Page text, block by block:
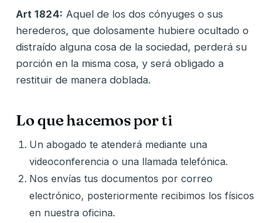
Art 1824: Aquel de los dos cónyuges o sus
herederos, que dolosamente hubiere ocultado o
distraído alguna cosa de la sociedad, perderá su
porción en la misma cosa, y será obligado a
restituir de manera doblada.
Lo que hacemos por ti
Un abogado te atenderá mediante una
videoconferencia o una llamada telefónica.
Nos envías tus documentos por correo
electrónico, posteriormente recibimos los físicos
en nuestra oficina.